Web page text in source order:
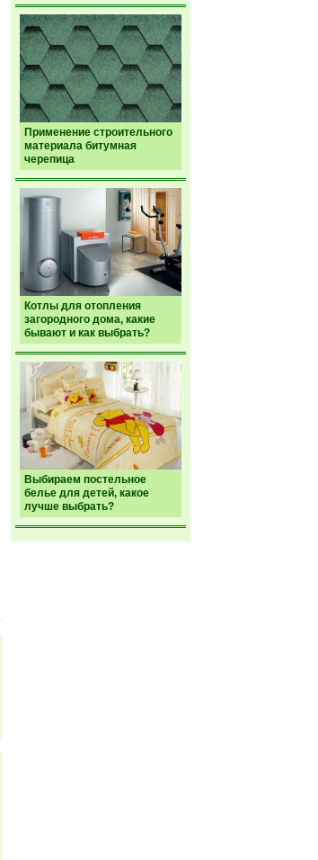
Применение строительного
материала битумная
черепица
Котлы для отопления
загородного дома, какие
бывают и как выбрать?
Выбираем постельное
белье для детей, какое
лучше выбрать?